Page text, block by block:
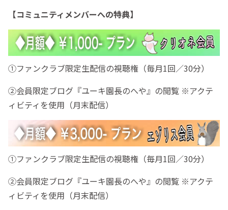
【コミュニティメンバーへの特典】
①ファンクラブ限定生配信の視聴権（毎月1回／30分）
②会員限定ブログ『ユーキ園長のへや』の閲覧 ※アクテ
ィビティを使用（月末配信）
①ファンクラブ限定生配信の視聴権（毎月1回／30分）
②会員限定ブログ『ユーキ園長のへや』の閲覧 ※アクテ
ィビティを使用（月末配信）